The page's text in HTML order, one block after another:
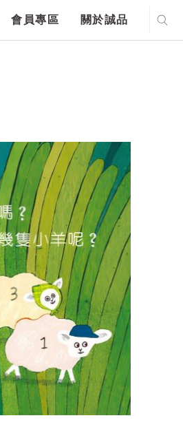
會員專區 關於誠品